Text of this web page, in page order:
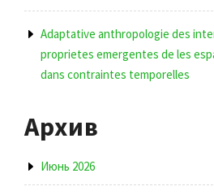
Adaptative anthropologie des
proprietes emergentes de les
dans contraintes temporelles
Архив
Июнь 2026